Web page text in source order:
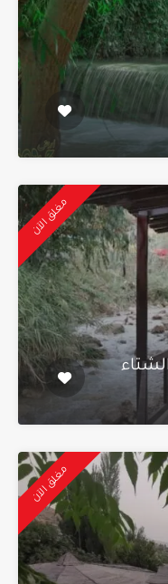
مغلق الآن
مغلق الآن